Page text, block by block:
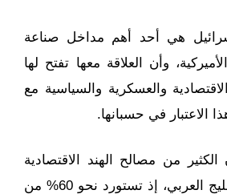
هي أحد أهم مداخل صناعة
وأن العلاقة معها تفتح لها
والعسكرية والسياسية مع
الاعتبار في حسبانها.
من مصالح الهند الاقتصادية
مرتبطة بمنطقة الخليج العربي، إذ تستورد نحو 60% من